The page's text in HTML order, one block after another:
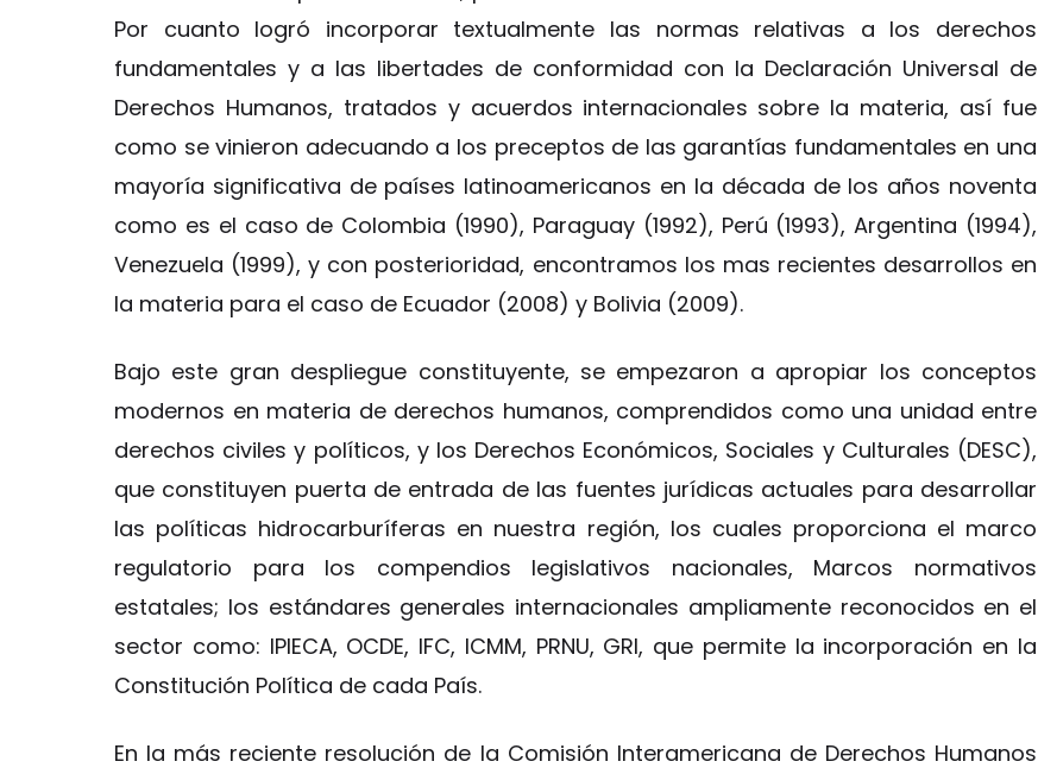
Por cuanto logró incorporar textualmente las normas relativas a los derechos
fundamentales y a las libertades de conformidad con la Declaración Universal de
Derechos Humanos, tratados y acuerdos internacionales sobre la materia, así fue
como se vinieron adecuando a los preceptos de las garantías fundamentales en una
mayoría significativa de países latinoamericanos en la década de los años noventa
como es el caso de Colombia (1990), Paraguay (1992), Perú (1993), Argentina (1994),
Venezuela (1999), y con posterioridad, encontramos los mas recientes desarrollos en
la materia para el caso de Ecuador (2008) y Bolivia (2009).
Bajo este gran despliegue constituyente, se empezaron a apropiar los conceptos
modernos en materia de derechos humanos, comprendidos como una unidad entre
derechos civiles y políticos, y los Derechos Económicos, Sociales y Culturales (DESC),
que constituyen puerta de entrada de las fuentes jurídicas actuales para desarrollar
las políticas hidrocarburíferas en nuestra región, los cuales proporciona el marco
regulatorio para los compendios legislativos nacionales, Marcos normativos
estatales; los estándares generales internacionales ampliamente reconocidos en el
sector como: IPIECA, OCDE, IFC, ICMM, PRNU, GRI, que permite la incorporación en la
Constitución Política de cada País.
En la más reciente resolución de la Comisión Interamericana de Derechos Humanos